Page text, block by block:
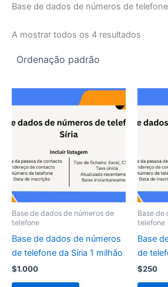
Base de dados de números de
A mostrar todos os 4 resultados
Base de dados de números de
telefone
Base de dados de números
de telefone da Síria 1 milhão
$1.000
Base de
telefone
Base
de
$250